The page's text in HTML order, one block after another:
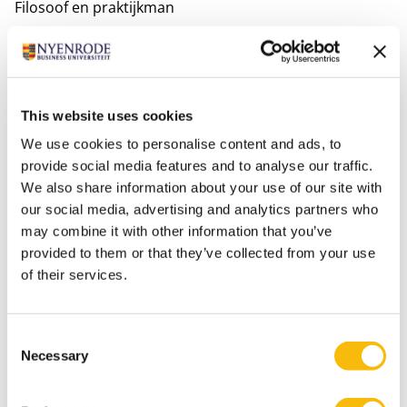
This website uses cookies
We use cookies to personalise content and ads, to
provide social media features and to analyse our traffic.
We also share information about your use of our site with
our social media, advertising and analytics partners who
may combine it with other information that you’ve
provided to them or that they’ve collected from your use
of their services.
Selection
Necessary
Filosoof en praktijkman
waarbij je oeverloos scenario’s produceert. Dat doet
geen recht aan de complexiteit van probleemsituaties.’
Het tekent Dorst, die behalve industrieel ontwerp aan
de TU Delft ook filosofie aan de Erasmus Universiteit
studeerde. ‘Maar’, tekent hij daarbij aan, ‘reflectie staat
bij mij in dienst van de ontwikkeling van praktische
methodiek. In Australië heb ik mijn model kunnen
testen met zo’n 140 projecten inreal life . Ook in
Nederland ontdekt men de methode nu. Zo heeft
durvenframenals de opzet van een tijdelijke economie.
Dat bood ineens een venster op mogelijkheden in de
samenwerking met het werkgebied de Bijlmer. Het zijn